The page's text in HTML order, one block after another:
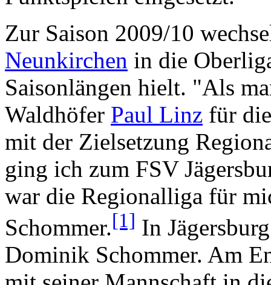
Zur Saison 2009/10
Neunkirchen in die
Saisonlängen hielt. "Als
Waldhöfer Paul Linz für
mit der Zielsetzung
ging ich zum FSV
war die Regionalliga für
Schommer.[1] In
Dominik Schommer. Am